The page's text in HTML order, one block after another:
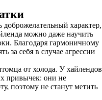
характер,
можно даже научить
Благодаря гармоничному
за себя в случае агрессии
от холода. У хайлендов
привычек: они не
поэтому не станут метить